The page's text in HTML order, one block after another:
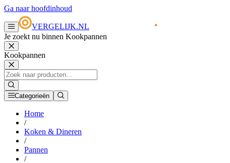
Ga naar hoofdinhoud
VERGELIJK.NL
Je zoekt nu binnen Kookpannen
Kookpannen
Categorieën
Home
/
Koken & Dineren
/
Pannen
/